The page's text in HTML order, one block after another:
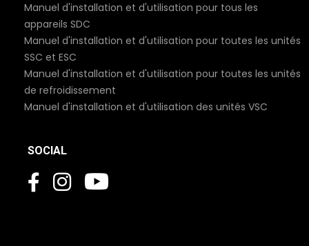
Manuel d'installation et d'utilisation pour tous les
appareils SDC
Manuel d'installation et d'utilisation pour toutes les unités
SSC et ESC
Manuel d'installation et d'utilisation pour toutes les unités
de refroidissement
Manuel d'installation et d'utilisation des unités VSC
SOCIAL